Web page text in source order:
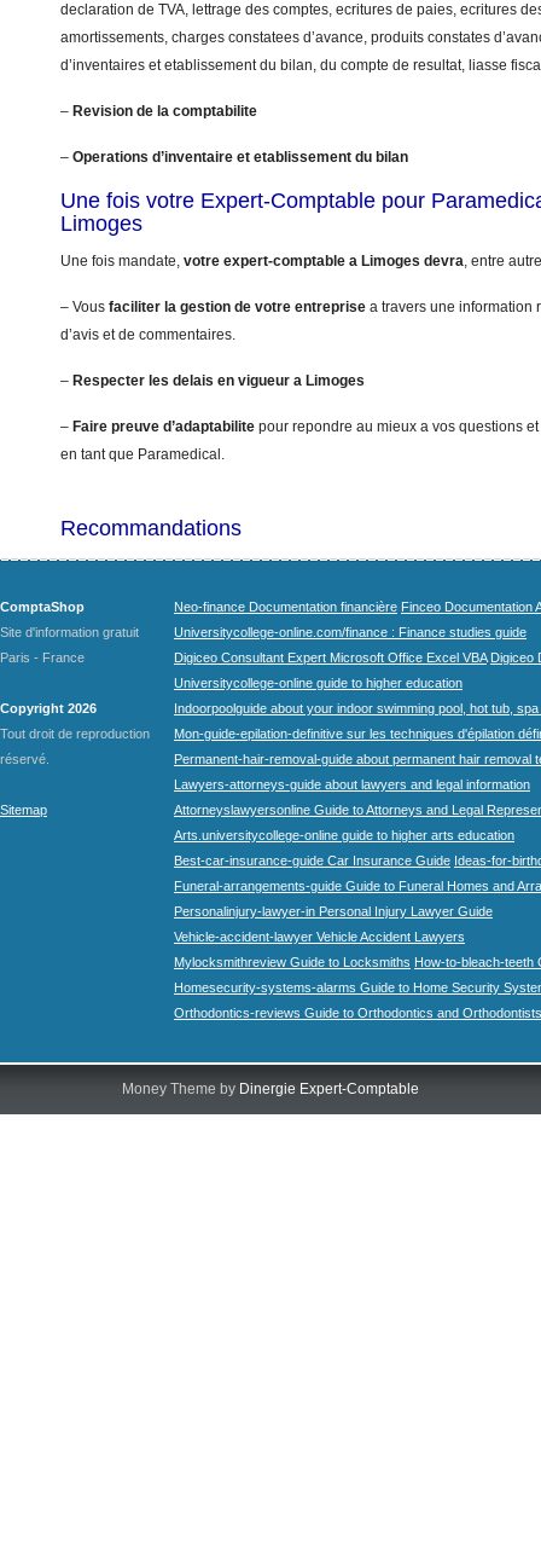
declaration de TVA, lettrage des comptes, ecritures de paies, ecritures
amortissements, charges constatees d’avance, produits constates
d’inventaires et etablissement du bilan, du compte de resultat, liasse
– Revision de la comptabilite
– Operations d’inventaire et etablissement du bilan
Une fois votre Expert-Comptable pour
Limoges
Une fois mandate, votre expert-comptable a Limoges devra, entre
– Vous faciliter la gestion de votre entreprise a travers une information
d’avis et de commentaires.
– Respecter les delais en vigueur a Limoges
– Faire preuve d’adaptabilite pour repondre au mieux a vos questions
en tant que Paramedical.
Recommandations
ComptaShop
Site d'information gratuit
Paris - France
Copyright 2026
Tout droit de reproduction
réservé.
Sitemap
Neo-finance Documentation financière Finceo Documentation
Universitycollege-online.com/finance : Finance studies guide
Digiceo Consultant Expert Microsoft Office Excel VBA Digiceo
Universitycollege-online guide to higher education
Indoorpoolguide about your indoor swimming pool, hot tub,
Mon-guide-epilation-definitive sur les techniques d'épilation
Permanent-hair-removal-guide about permanent hair removal
Lawyers-attorneys-guide about lawyers and legal information
Attorneyslawyersonline Guide to Attorneys and Legal
Arts.universitycollege-online guide to higher arts education
Best-car-insurance-guide Car Insurance Guide Ideas-for-
Funeral-arrangements-guide Guide to Funeral Homes and
Personalinjury-lawyer-in Personal Injury Lawyer Guide
Vehicle-accident-lawyer Vehicle Accident Lawyers
Mylocksmithreview Guide to Locksmiths How-to-bleach-teeth
Homesecurity-systems-alarms Guide to Home Security
Orthodontics-reviews Guide to Orthodontics and Orthodontists
Money Theme by Dinergie Expert-Comptable